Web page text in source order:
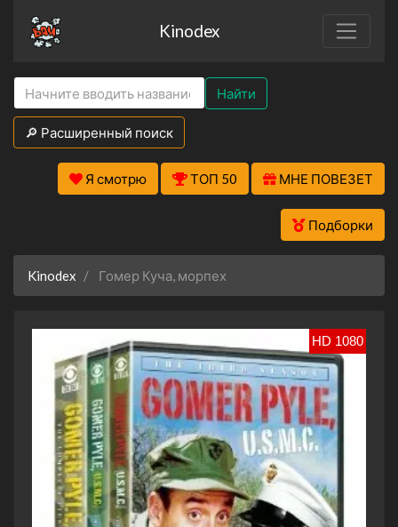
Kinodex
Найти
🔎 Расширенный поиск
Я смотрю ТОП 50 МНЕ ПОВЕЗЕТ
Подборки
Kinodex Гомер Куча, морпех
HD 1080